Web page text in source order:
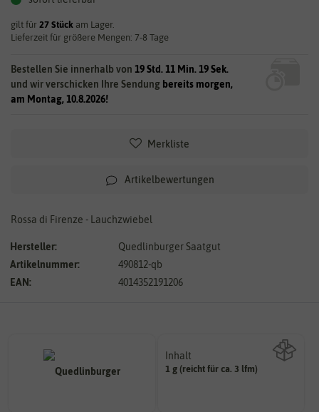
gilt für 27 Stück am Lager.
Lieferzeit für größere Mengen: 7-8 Tage
Bestellen Sie innerhalb von 19 Std. 11 Min. 18 Sek.
und wir verschicken Ihre Sendung bereits morgen,
am Montag, 10.8.2026!
Merkliste
Artikelbewertungen
Rossa di Firenze - Lauchzwiebel
Hersteller:
Quedlinburger Saatgut
Artikelnummer:
490812-qb
EAN:
4014352191206
Inhalt
1 g (reicht für ca. 3 lfm)
Wie viel ist enthalten